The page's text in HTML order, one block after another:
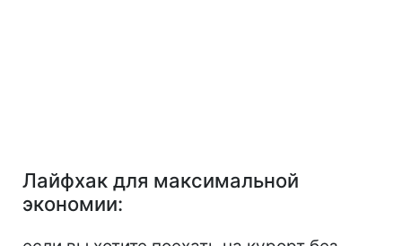
Лайфхак для максимальной
экономии: